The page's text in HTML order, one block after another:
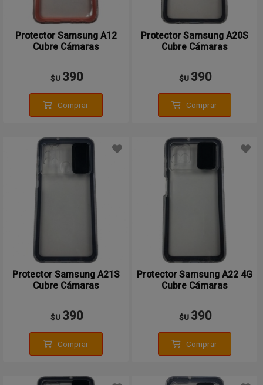
Protector Samsung A12
Cubre Cámaras
$U 390
Comprar
Protector Samsung A20S
Cubre Cámaras
$U 390
Comprar
Protector Samsung A21S
Cubre Cámaras
$U 390
Comprar
Protector Samsung A22 4G
Cubre Cámaras
$U 390
Comprar